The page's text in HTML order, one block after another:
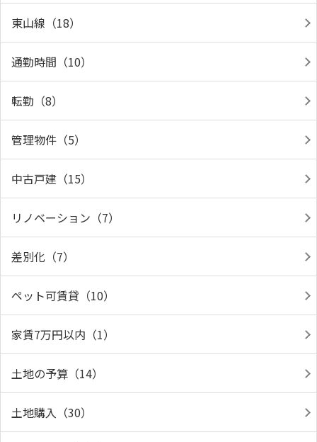
東山線（18）
通勤時間（10）
転勤（8）
管理物件（5）
中古戸建（15）
リノベーション（7）
差別化（7）
ペット可賃貸（10）
家賃7万円以内（1）
土地の予算（14）
土地購入（30）